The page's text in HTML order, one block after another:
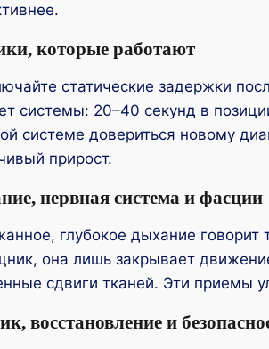
которые работают
статические задержки
системы: 20–40 секунд в
системе довериться новому
прирост.
нервная система и фасции
глубокое дыхание
она лишь закрывает
сдвиги тканей. Эти приемы
восстановление и